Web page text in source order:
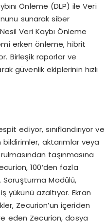
Önleme (DLP) ile Veri
sunarak siber
Veri Kaybı Önleme
erken önleme, hibrit
Birleşik raporlar ve
güvenlik ekiplerinin hızlı
ediyor, sınıflandırıyor ve
aktarımlar veya
taşınmasına
100’den fazla
Soruşturma Modülü,
yükünü azaltıyor. Ekran
Zecurion’un içeriden
eden Zecurion, dosya